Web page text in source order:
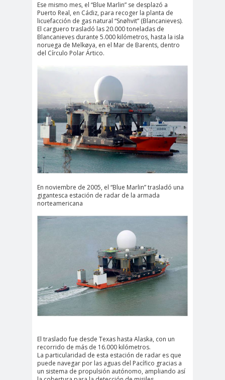
Ese mismo mes, el “Blue Marlin” se desplazó a
Puerto Real, en Cádiz, para recoger la planta de
licuefacción de gas natural “Snøhvit” (Blancanieves).
El carguero trasladó las 20.000 toneladas de
Blancanieves durante 5.000 kilómetros, hasta la isla
noruega de Melkøya, en el Mar de Barents, dentro
del Círculo Polar Ártico.
En noviembre de 2005, el “Blue Marlin” trasladó una
gigantesca estación de radar de la armada
norteamericana
El traslado fue desde Texas hasta Alaska, con un
recorrido de más de 16.000 kilómetros.
La particularidad de esta estación de radar es que
puede navegar por las aguas del Pacífico gracias a
un sistema de propulsión autónomo, ampliando así